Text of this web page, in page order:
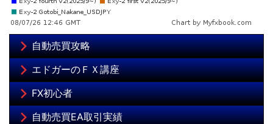
自動売買攻略
エドガーのＦＸ講座
FX初心者
自動売買EA取引実績